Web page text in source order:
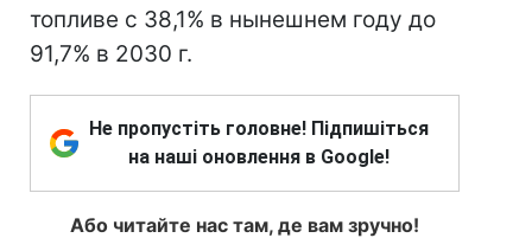
топливе с 38,1% в нынешнем году до
91,7% в 2030 г.
Не пропустіть головне! Підпишіться
на наші оновлення в Google!
Або читайте нас там, де вам зручно!